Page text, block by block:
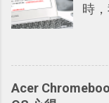
時
多
Acer